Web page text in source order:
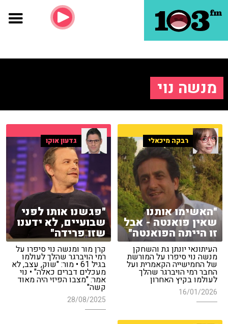
מנשה נוי
רבקה מיכאלי
"האשימו אותנו
שאין פואנטה - אבל
זו הייתה הפואנטה"
העיתונאי יונתן גת והשחקן
מנשה נוי סיפרו על המורשת
של החמישייה הקאמרית ועל
החבר רמי הויברגר שהלך
לעולמו בקיץ האחרון
16/01/2026
גדעון אוקו
"פגשנו אותו לפני
שבועיים, לא ידענו
שזו פרידה"
קרן מור ומנשה נוי סיפרו על
רמי הויברגר שהלך לעולמו
בגיל 61 • מור: "שוק, עצב, לא
מעכלים דברים כאלה" • נוי
אמר: "מצבו הפיזי היה מאוד
קשה"
28/08/2025